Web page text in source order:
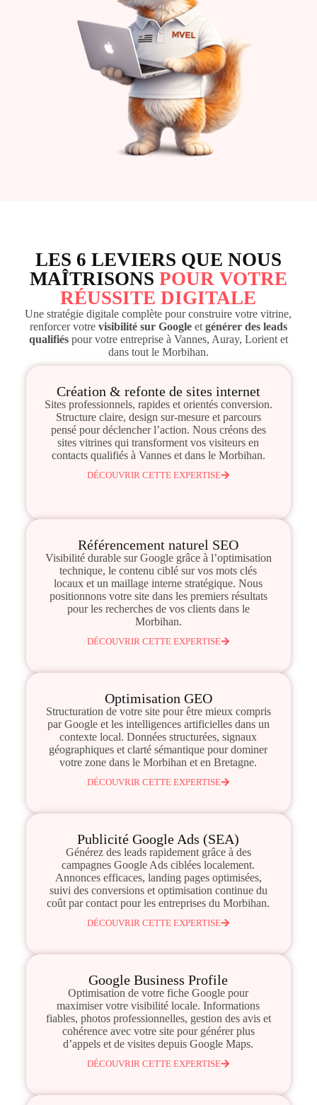
LES 6 LEVIERS QUE NOUS
MAÎTRISONS POUR VOTRE
RÉUSSITE DIGITALE
Une stratégie digitale complète pour construire votre vitrine,
renforcer votre visibilité sur Googleet générer des leads
qualifiéspour votre entreprise à Vannes, Auray, Lorient et
dans tout le Morbihan.
Création & refonte de sites internet
Sites professionnels, rapides et orientés conversion.
Structure claire, design sur-mesure et parcours
pensé pour déclencher l’action. Nous créons des
sites vitrines qui transforment vos visiteurs en
contacts qualifiés à Vannes et dans le Morbihan.
DÉCOUVRIR CETTE EXPERTISE
Référencement naturel SEO
Visibilité durable sur Google grâce à l’optimisation
technique, le contenu ciblé sur vos mots clés
locaux et un maillage interne stratégique. Nous
positionnons votre site dans les premiers résultats
pour les recherches de vos clients dans le
Morbihan.
DÉCOUVRIR CETTE EXPERTISE
Optimisation GEO
Structuration de votre site pour être mieux compris
par Google et les intelligences artificielles dans un
contexte local. Données structurées, signaux
géographiques et clarté sémantique pour dominer
votre zone dans le Morbihan et en Bretagne.
DÉCOUVRIR CETTE EXPERTISE
Publicité Google Ads (SEA)
Générez des leads rapidement grâce à des
campagnes Google Ads ciblées localement.
Annonces efficaces, landing pages optimisées,
suivi des conversions et optimisation continue du
coût par contact pour les entreprises du Morbihan.
DÉCOUVRIR CETTE EXPERTISE
Google Business Profile
Optimisation de votre fiche Google pour
maximiser votre visibilité locale. Informations
fiables, photos professionnelles, gestion des avis et
cohérence avec votre site pour générer plus
d’appels et de visites depuis Google Maps.
DÉCOUVRIR CETTE EXPERTISE